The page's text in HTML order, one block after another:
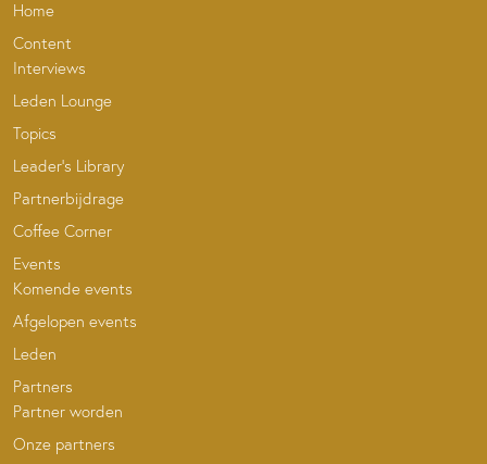
Home
Content
Interviews
Leden Lounge
Topics
Leader’s Library
Partnerbijdrage
Coffee Corner
Events
Komende events
Afgelopen events
Leden
Partners
Partner worden
Onze partners